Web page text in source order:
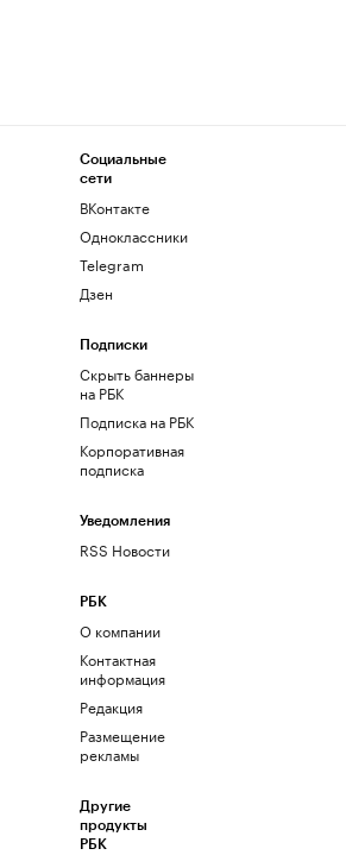
Социальные
сети
ВКонтакте
Одноклассники
Telegram
Дзен
Подписки
Скрыть баннеры
на РБК
Подписка на РБК
Корпоративная
подписка
Уведомления
RSS Новости
РБК
О компании
Контактная
информация
Редакция
Размещение
рекламы
Другие
продукты
РБК